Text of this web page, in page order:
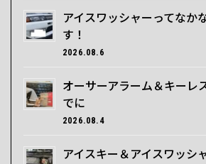
アイスワッシャーってなか
す！
2026.08.6
オーサーアラーム＆キーレ
でに
2026.08.4
アイスキー＆アイスワッシ